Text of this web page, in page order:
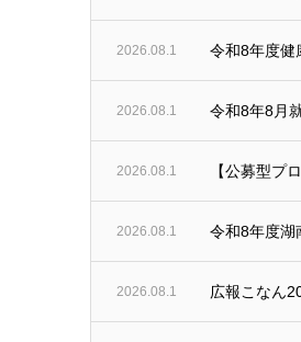
2026.08.1 令和8年度健
2026.08.1 令和8年8月
2026.08.1 【公募型プ
2026.08.1 令和8年度湖
2026.08.1 広報こなん